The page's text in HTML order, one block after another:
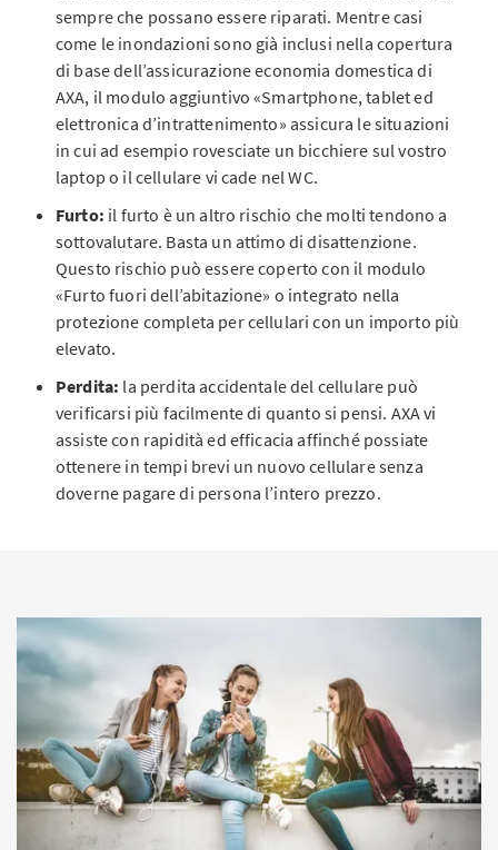
sempre che possano essere riparati. Mentre casi
come le inondazioni sono già inclusi nella copertura
di base dell’assicurazione economia domestica di
AXA, il modulo aggiuntivo «Smartphone, tablet ed
elettronica d’intrattenimento» assicura le situazioni
in cui ad esempio rovesciate un bicchiere sul vostro
laptop o il cellulare vi cade nel WC.
Furto: il furto è un altro rischio che molti tendono a
sottovalutare. Basta un attimo di disattenzione.
Questo rischio può essere coperto con il modulo
«Furto fuori dell’abitazione» o integrato nella
protezione completa per cellulari con un importo più
elevato.
Perdita: la perdita accidentale del cellulare può
verificarsi più facilmente di quanto si pensi. AXA vi
assiste con rapidità ed efficacia affinché possiate
ottenere in tempi brevi un nuovo cellulare senza
doverne pagare di persona l’intero prezzo.